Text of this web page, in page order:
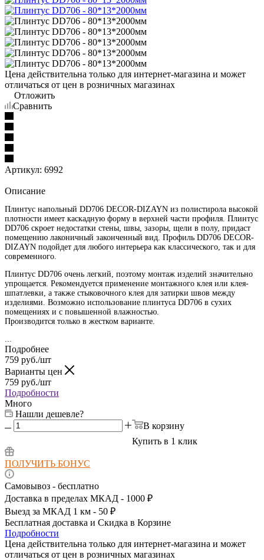
Цена действительна только для интернет-магазина и может
отличаться от цен в розничных магазинах
Отложить
Сравнить
Артикул: 6992
Описание
Плинтус напольный DD706 DECOR-DIZAYN из полистирола высокой
плотности имеет каскадную форму в верхней части профиля. Плинтус
DD706 скроет недостатки стены, швы, зазоры, щели в полу, придаст
помещению лаконичный законченный вид. Профиль DD706 DECOR-
DIZAYN подойдет для любого интерьера как классического, так и для
современного.
Плинтус DD706 очень легкий, поэтому монтаж изделий значительно
упрощается. Рекомендуется применение монтажного клея или клея-
шпатлевки, а также стыковочного клея для затирки швов между
изделиями. Возможно использование плинтуса DD706 в сухих
помещениях и с повышенной влажностью.
Производится только в жестком варианте.
Подробнее
759 руб./шт
Варианты цен
759 руб./шт
Подробности
Много
Нашли дешевле?
В корзину
Купить в 1 клик
ПОЛУЧИТЬ БОНУС
Самовывоз - бесплатно
Доставка в пределах МКАД - 1000 ₽
Выезд за МКАД 1 км - 50 ₽
Бесплатная доставка и Скидка в Корзине
Подробности
Цена действительна только для интернет-магазина и может
отличаться от цен в розничных магазинах